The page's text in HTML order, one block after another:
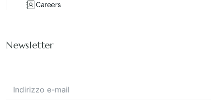
Careers
Newsletter